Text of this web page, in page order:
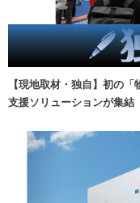
【現地取材・独自】初の
支援ソリューションが集結